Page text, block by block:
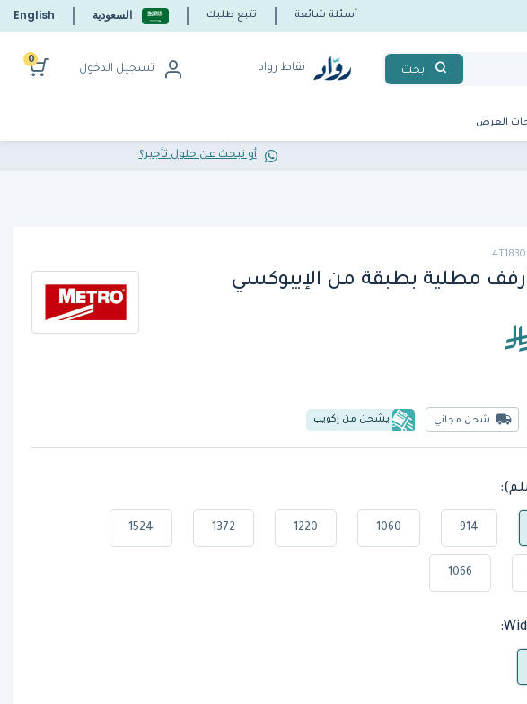
أسئلة شائعة تتبع طلبك السعودية English
ابحث نقاط رواد تسجيل الدخول
0
العرض
أو تبحث عن حلول تأجير؟
مطلية بطبقة من الإيبوكسي
شحن مجاني يشحن من إكويب
914
1060
1220
1372
1524
1066